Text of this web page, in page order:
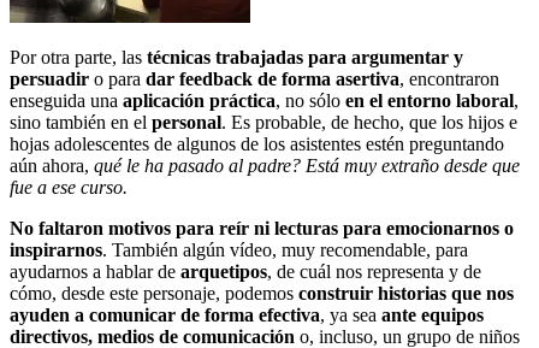
Por otra parte, las técnicas trabajadas para argumentar y
persuadir o para dar feedback de forma asertiva, encontraron
enseguida una aplicación práctica, no sólo en el entorno laboral,
sino también en el personal. Es probable, de hecho, que los hijos e
hojas adolescentes de algunos de los asistentes estén preguntando
aún ahora, qué le ha pasado al padre? Está muy extraño desde que
fue a ese curso.
No faltaron motivos para reír ni lecturas para emocionarnos o
inspirarnos. También algún vídeo, muy recomendable, para
ayudarnos a hablar de arquetipos, de cuál nos representa y de
cómo, desde este personaje, podemos construir historias que nos
ayuden a comunicar de forma efectiva, ya sea ante equipos
directivos, medios de comunicación o, incluso, un grupo de niños